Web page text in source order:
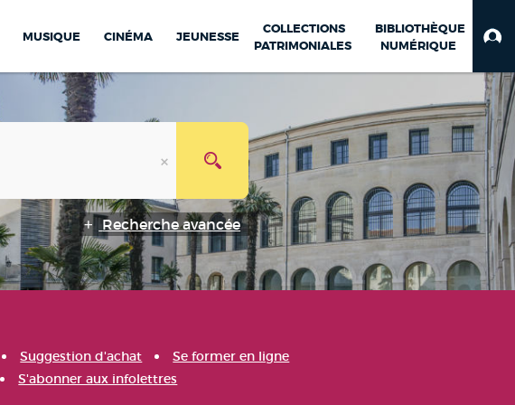
MUSIQUE CINÉMA JEUNESSE
COLLECTIONS
PATRIMONIALES
BIBLIOTHÈQUE
NUMÉRIQUE
Recherche avancée
Suggestion d'achat
Se former en ligne
S'abonner aux infolettres